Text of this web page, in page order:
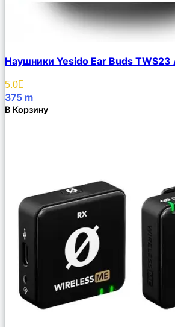
Описание
Избранное
Наушники Yesido Ear Buds TWS23
5.0
375 m
В Корзину